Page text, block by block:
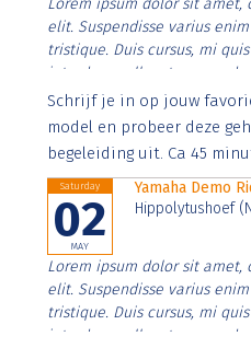
Lorem ipsum dolor sit amet,
elit. Suspendisse varius
tristique. Duis cursus, mi
interdum nulla, ut
Aenean faucibus nibh et
imperdiet. Nunc ut sem
Schrijf je in op jouw
model en probeer deze
begeleiding uit. Ca 45
Saturday
02
MAY
Yamaha Demo
Hippolytushoef
Lorem ipsum dolor sit amet,
elit. Suspendisse varius
tristique. Duis cursus, mi
interdum nulla, ut